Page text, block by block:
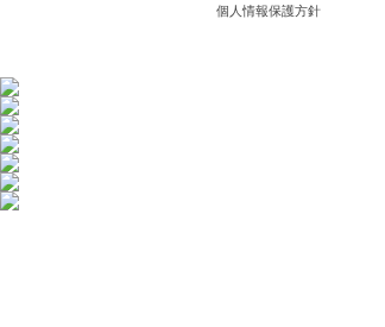
個人情報保護方針